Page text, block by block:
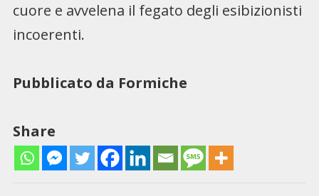
cuore e avvelena il fegato degli esibizionisti
incoerenti.
Pubblicato da Formiche
Share